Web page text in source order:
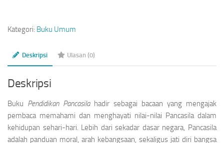
Kategori: Buku Umum
Deskripsi Ulasan (0)
Deskripsi
Buku Pendidikan Pancasilahadir sebagai bacaan yang mengajak
pembaca memahami dan menghayati nilai-nilai Pancasila dalam
kehidupan sehari-hari. Lebih dari sekadar dasar negara, Pancasila
adalah panduan moral, arah kebangsaan, sekaligus jati diri bangsa